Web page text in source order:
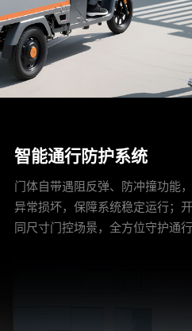
智能通行防护系统
门体自带遇阻反弹、防冲撞功能
异常损坏，保障系统稳定运行；
同尺寸门控场景，全方位守护通行